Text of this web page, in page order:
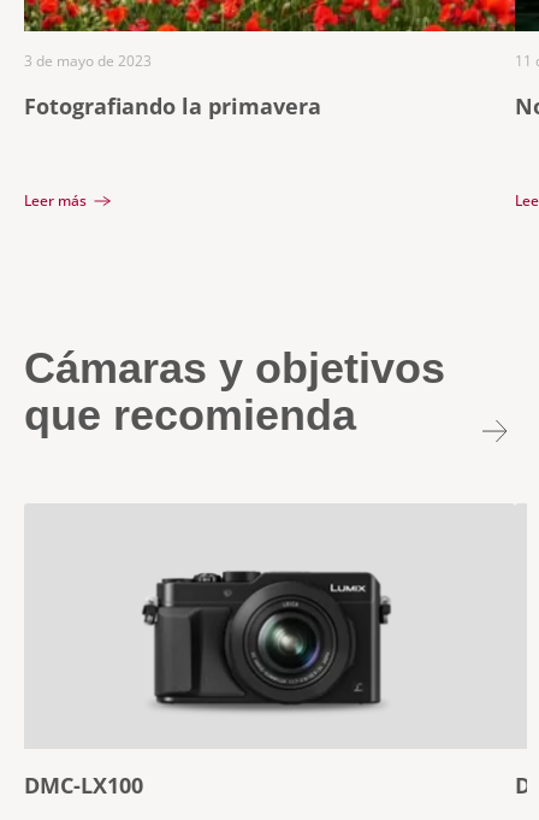
Fotografiando la primavera
Leer más
3 de mayo de 2023 11
Cámaras y objetivos
que recomienda
DMC-LX100